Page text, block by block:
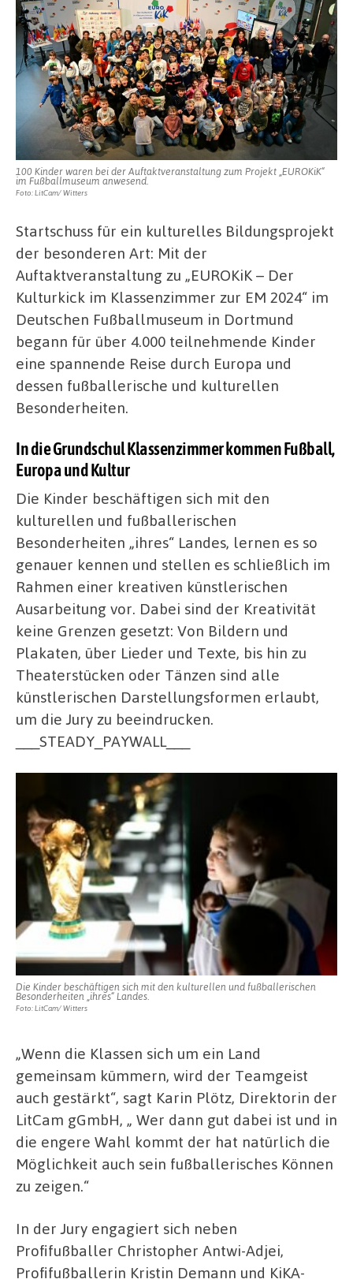
100 Kinder waren bei der Auftaktveranstaltung zum Projekt „EUROKiK“
im Fußballmuseum anwesend.
Foto: LitCam/ Witters
Startschuss für ein kulturelles Bildungsprojekt
der besonderen Art: Mit der
Auftaktveranstaltung zu „EUROKiK – Der
Kulturkick im Klassenzimmer zur EM 2024“ im
Deutschen Fußballmuseum in Dortmund
begann für über 4.000 teilnehmende Kinder
eine spannende Reise durch Europa und
dessen fußballerische und kulturellen
Besonderheiten.
In die Grundschul Klassenzimmer kommen Fußball,
Europa und Kultur
Die Kinder beschäftigen sich mit den
kulturellen und fußballerischen
Besonderheiten „ihres“ Landes, lernen es so
genauer kennen und stellen es schließlich im
Rahmen einer kreativen künstlerischen
Ausarbeitung vor. Dabei sind der Kreativität
keine Grenzen gesetzt: Von Bildern und
Plakaten, über Lieder und Texte, bis hin zu
Theaterstücken oder Tänzen sind alle
künstlerischen Darstellungsformen erlaubt,
um die Jury zu beeindrucken.
___STEADY_PAYWALL___
Die Kinder beschäftigen sich mit den kulturellen und fußballerischen
Besonderheiten „ihres“ Landes.
Foto: LitCam/ Witters
„Wenn die Klassen sich um ein Land
gemeinsam kümmern, wird der Teamgeist
auch gestärkt“, sagt Karin Plötz, Direktorin der
LitCam gGmbH, „ Wer dann gut dabei ist und in
die engere Wahl kommt der hat natürlich die
Möglichkeit auch sein fußballerisches Können
zu zeigen.“
In der Jury engagiert sich neben
Profifußballer Christopher Antwi-Adjei,
Profifußballerin Kristin Demann und KiKA-